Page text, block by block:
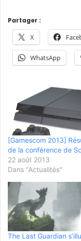
Partager :
X
WhatsApp
[Gamescom 2013]
de la conférence de
22 août 2013
Dans "Actualités"
The Last Guardian